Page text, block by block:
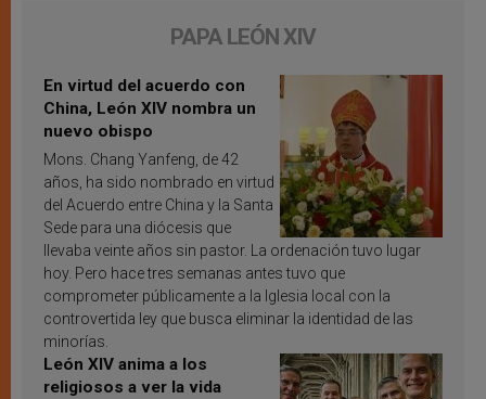
PAPA LEÓN XIV
En virtud del acuerdo con
China, León XIV nombra un
nuevo obispo
Mons. Chang Yanfeng, de 42
años, ha sido nombrado en virtud
del Acuerdo entre China y la Santa
Sede para una diócesis que
llevaba veinte años sin pastor. La ordenación tuvo lugar
hoy. Pero hace tres semanas antes tuvo que
comprometer públicamente a la Iglesia local con la
controvertida ley que busca eliminar la identidad de las
minorías.
León XIV anima a los
religiosos a ver la vida